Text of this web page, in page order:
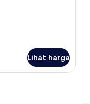
Lihat harga